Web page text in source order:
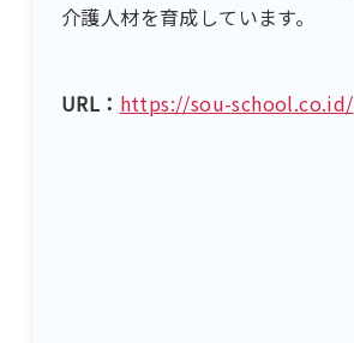
介護人材を育成しています。
URL： https://sou-school.co.id/